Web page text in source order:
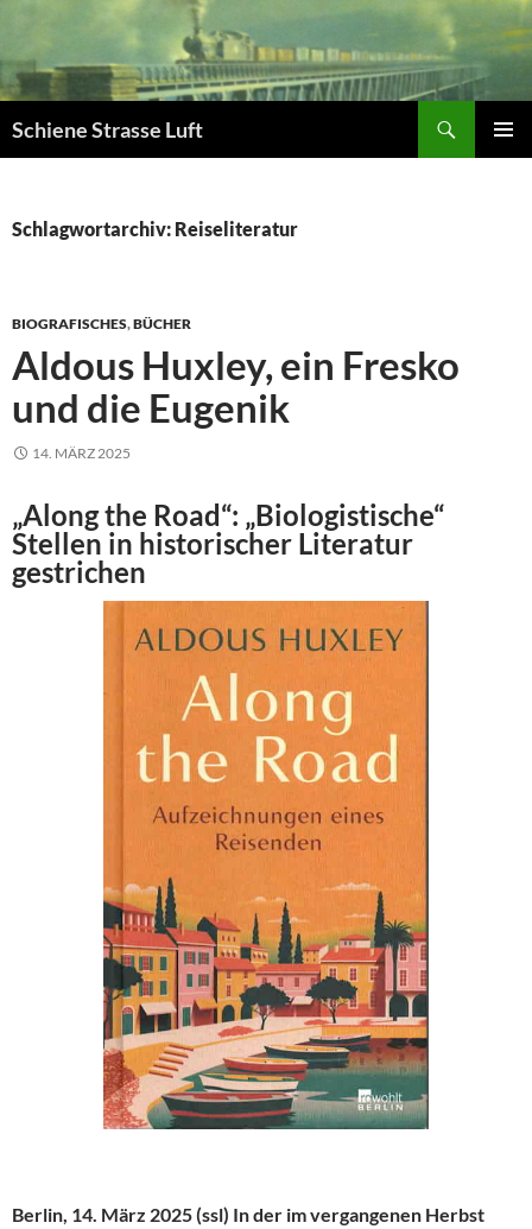
springen
Schiene Strasse Luft
Schlagwortarchiv: Reiseliteratur
BIOGRAFISCHES,BÜCHER
Aldous Huxley, ein Fresko
und die Eugenik
14. MÄRZ 2025
„Along the Road“: „Biologistische“
Stellen in historischer Literatur
gestrichen
Berlin, 14. März 2025 (ssl) In der im vergangenen Herbst